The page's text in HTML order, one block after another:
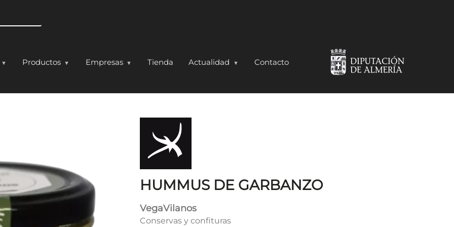
Productos Empresas Tienda Actualidad Contacto
HUMMUS DE GARBANZO
VegaVilanos
Conservas y confituras